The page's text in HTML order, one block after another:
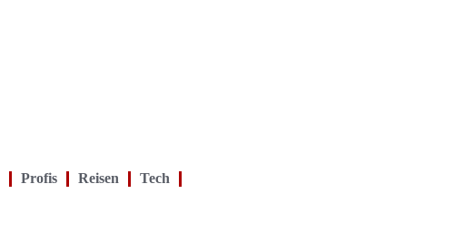
Profis Reisen Tech